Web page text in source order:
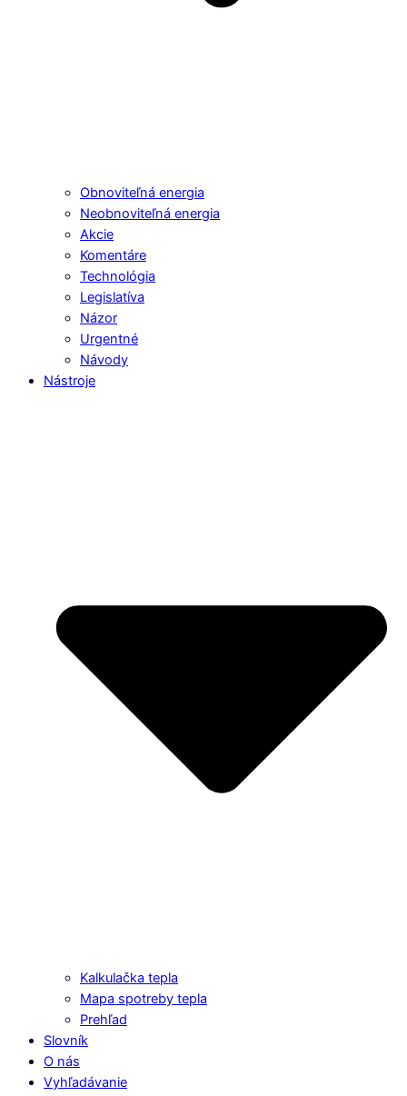
Obnoviteľná energia
Neobnoviteľná energia
Akcie
Komentáre
Technológia
Legislatíva
Názor
Urgentné
Návody
Nástroje
Kalkulačka tepla
Mapa spotreby tepla
Prehľad
Slovník
O nás
Vyhľadávanie